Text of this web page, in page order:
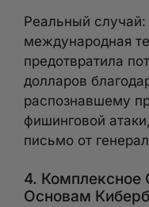
Реальный случай:
международная
предотвратила
долларов
распознавшему
фишинговой
письмо от
4. Комплексное
Основам